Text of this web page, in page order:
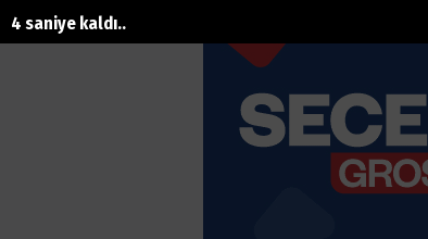
1 saniye kaldı..